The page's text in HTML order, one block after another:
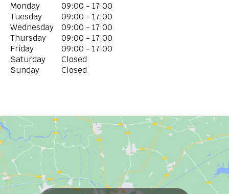
Monday
09:00 - 17:00
Tuesday
09:00 - 17:00
Wednesday
09:00 - 17:00
Thursday
09:00 - 17:00
Friday
09:00 - 17:00
Saturday
Closed
Sunday
Closed